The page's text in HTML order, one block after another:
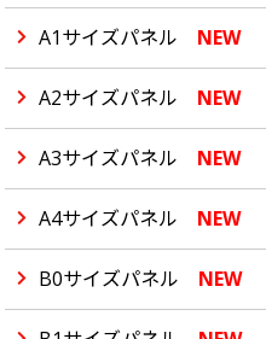
A1サイズパネル NEW
A2サイズパネル NEW
A3サイズパネル NEW
A4サイズパネル NEW
B0サイズパネル NEW